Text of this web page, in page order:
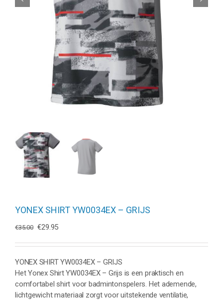
YONEX SHIRT YW0034EX – GRIJS
€35.00 Oorspronkelijke
was:
€35.00.
€29.95Huidige
is:
€29.95.
YONEX SHIRT YW0034EX – GRIJS
Het Yonex Shirt YW0034EX – Grijs is een praktisch en
comfortabel shirt voor badmintonspelers. Het ademende,
lichtgewicht materiaal zorgt voor uitstekende ventilatie,